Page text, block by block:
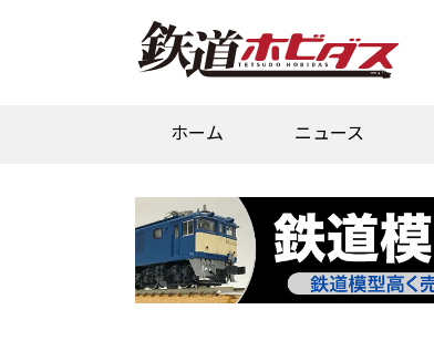
ホーム ニュース